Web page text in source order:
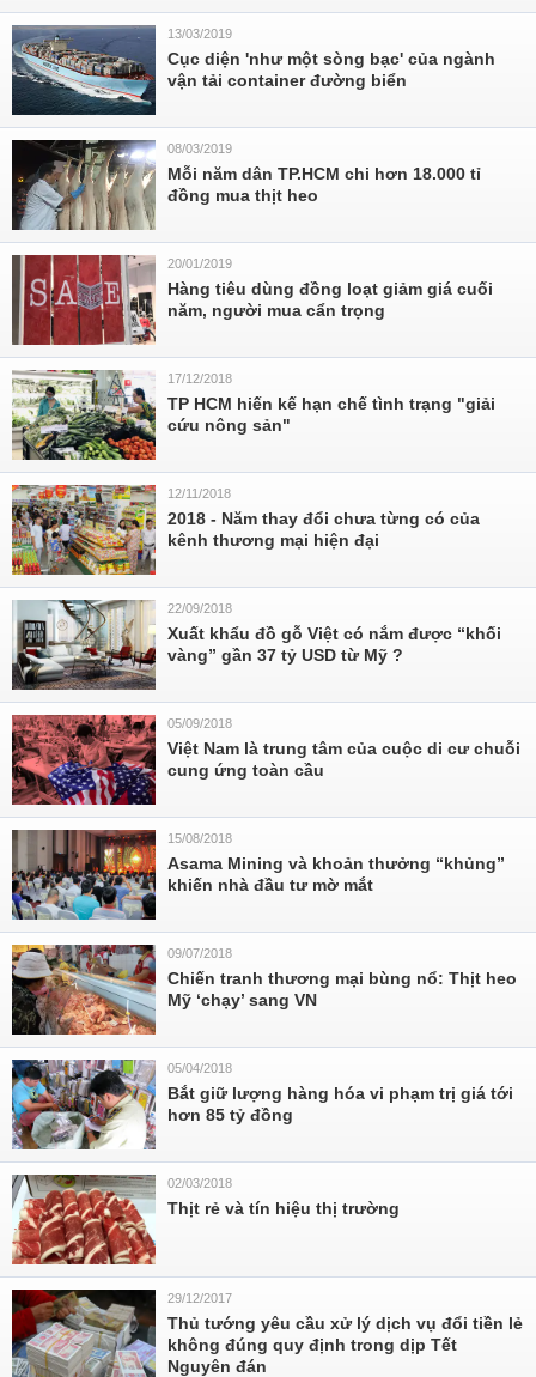
13/03/2019
Cục diện 'như một sòng bạc' của ngành
vận tải container đường biển
08/03/2019
Mỗi năm dân TP.HCM chi hơn 18.000 tỉ
đồng mua thịt heo
20/01/2019
Hàng tiêu dùng đồng loạt giảm giá cuối
năm, người mua cẩn trọng
17/12/2018
TP HCM hiến kế hạn chế tình trạng "giải
cứu nông sản"
12/11/2018
2018 - Năm thay đổi chưa từng có của
kênh thương mại hiện đại
22/09/2018
Xuất khẩu đồ gỗ Việt có nắm được “khối
vàng” gần 37 tỷ USD từ Mỹ ?
05/09/2018
Việt Nam là trung tâm của cuộc di cư chuỗi
cung ứng toàn cầu
15/08/2018
Asama Mining và khoản thưởng “khủng”
khiến nhà đầu tư mờ mắt
09/07/2018
Chiến tranh thương mại bùng nổ: Thịt heo
Mỹ ‘chạy’ sang VN
05/04/2018
Bắt giữ lượng hàng hóa vi phạm trị giá tới
hơn 85 tỷ đồng
02/03/2018
Thịt rẻ và tín hiệu thị trường
29/12/2017
Thủ tướng yêu cầu xử lý dịch vụ đổi tiền lẻ
không đúng quy định trong dịp Tết
Nguyên đán